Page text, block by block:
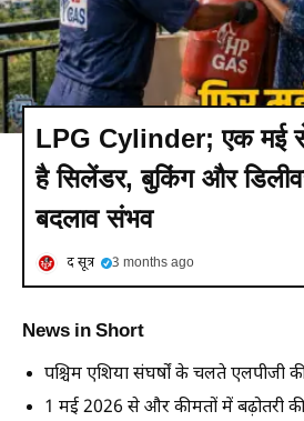
LPG Cylinder; एक मई से
है सिलेंडर, बुकिंग और
बदलाव संभव
द सूत्र 3 months ago
News in Short
पश्चिम एशिया संघर्षों के चलते एलपीजी
1 मई 2026 से और कीमतों में बढ़ोतरी